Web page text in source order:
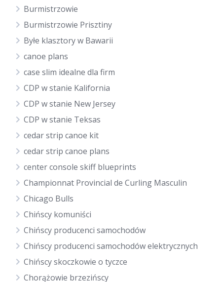
Burmistrzowie
Burmistrzowie Prisztiny
Byłe klasztory w Bawarii
canoe plans
case slim idealne dla firm
CDP w stanie Kalifornia
CDP w stanie New Jersey
CDP w stanie Teksas
cedar strip canoe kit
cedar strip canoe plans
center console skiff blueprints
Championnat Provincial de Curling Masculin
Chicago Bulls
Chińscy komuniści
Chińscy producenci samochodów
Chińscy producenci samochodów elektrycznych
Chińscy skoczkowie o tyczce
Chorążowie brzezińscy